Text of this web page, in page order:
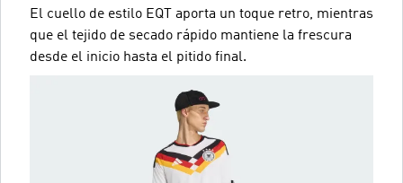
El cuello de estilo EQT aporta un toque retro, mientras
que el tejido de secado rápido mantiene la frescura
desde el inicio hasta el pitido final.